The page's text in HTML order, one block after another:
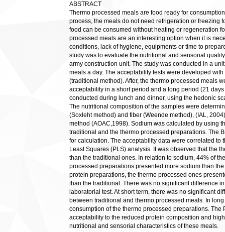
ABSTRACT
Thermo processed meals are food ready for
process, the meals do not need refrigeration or freezing
food can be consumed without heating or regeneration
processed meals are an interesting option when it is
conditions, lack of hygiene, equipments or time to
study was to evaluate the nutritional and sensorial
army construction unit. The study was conducted in a
meals a day. The acceptability tests were developed
(traditional method). After, the thermo processed meals
acceptability in a short period and a long period (21
conducted during lunch and dinner, using the hedonic
The nutritional composition of the samples were
(Soxleht method) and fiber (Weende method), (IAL,
method (AOAC,1998). Sodium was calculated by using
traditional and the thermo processed preparations. The
for calculation. The acceptability data were correlated
Least Squares (PLS) analysis. It was observed that the
than the traditional ones. In relation to sodium, 44% of
processed preparations presented more sodium than
protein preparations, the thermo processed ones
than the traditional. There was no significant difference
laboratorial test. At short term, there was no significant
between traditional and thermo processed meals. In
consumption of the thermo processed preparations. The
acceptability to the reduced protein composition and
nutritional and sensorial characteristics of these meals.